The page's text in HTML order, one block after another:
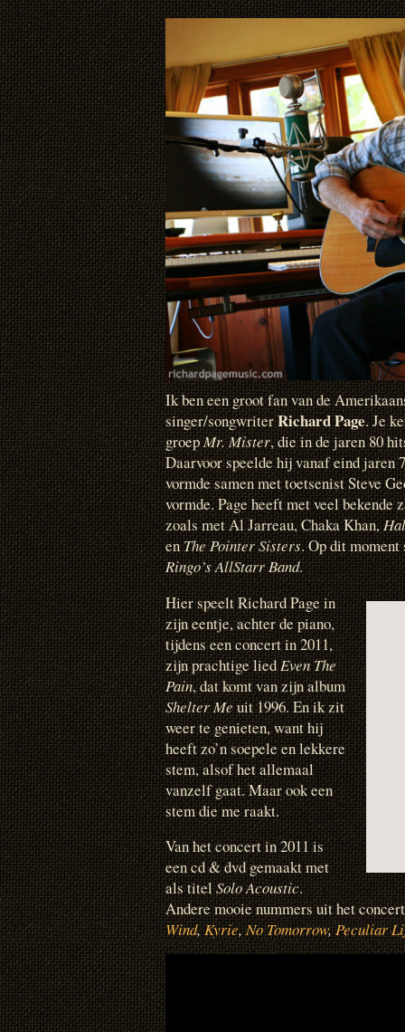
Ik ben een groot fan van de
singer/songwriterRichard Page. Je
groepMr. Mister, die in de jaren 80
Daarvoor speelde hij vanaf eind jaren
vormde samen met toetsenist Steve
vormde. Page heeft met veel bekende
zoals met Al Jarreau, Chaka Khan,
enThe Pointer Sisters. Op dit
Ringo’s AllStarr Band.
Hier speelt Richard Page in
zijn eentje, achter de piano,
tijdens een concert in 2011,
zijn prachtige liedEven The
Pain, dat komt van zijn album
Shelter Meuit 1996. En ik zit
weer te genieten, want hij
heeft zo’n soepele en lekkere
stem, alsof het allemaal
vanzelf gaat. Maar ook een
stem die me raakt.
Van het concert in 2011 is
een cd & dvd gemaakt met
als titelSolo Acoustic.
Andere mooie nummers uit het
Wind,Kyrie,No Tomorrow,Peculiar